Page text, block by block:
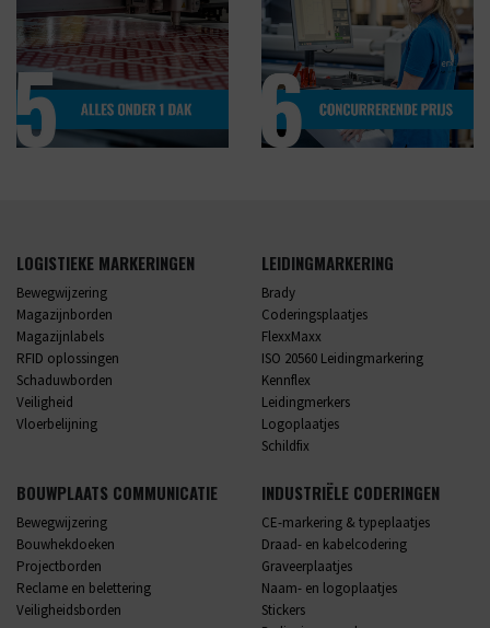
LOGISTIEKE MARKERINGEN
Bewegwijzering
Magazijnborden
Magazijnlabels
RFID oplossingen
Schaduwborden
Veiligheid
Vloerbelijning
LEIDINGMARKERING
Brady
Coderingsplaatjes
FlexxMaxx
ISO 20560 Leidingmarkering
Kennflex
Leidingmerkers
Logoplaatjes
Schildfix
BOUWPLAATS COMMUNICATIE
Bewegwijzering
Bouwhekdoeken
Projectborden
Reclame en belettering
Veiligheidsborden
INDUSTRIËLE CODERINGEN
CE-markering & typeplaatjes
Draad- en kabelcodering
Graveerplaatjes
Naam- en logoplaatjes
Stickers